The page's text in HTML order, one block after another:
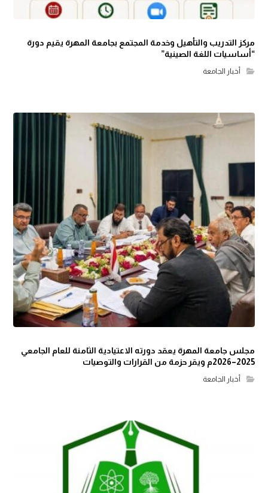
مركز التدريب والتأهيل وخدمة المجتمع بجامعة المهرة يقيم دورة
“أساسيات اللغة الصينية”
أخبار الجامعة
مجلس جامعة المهرة يعقد دورته الاعتيادية الثامنة للعام الجامعي
2025–2026م ويقر حزمة من القرارات والتوصيات
أخبار الجامعة